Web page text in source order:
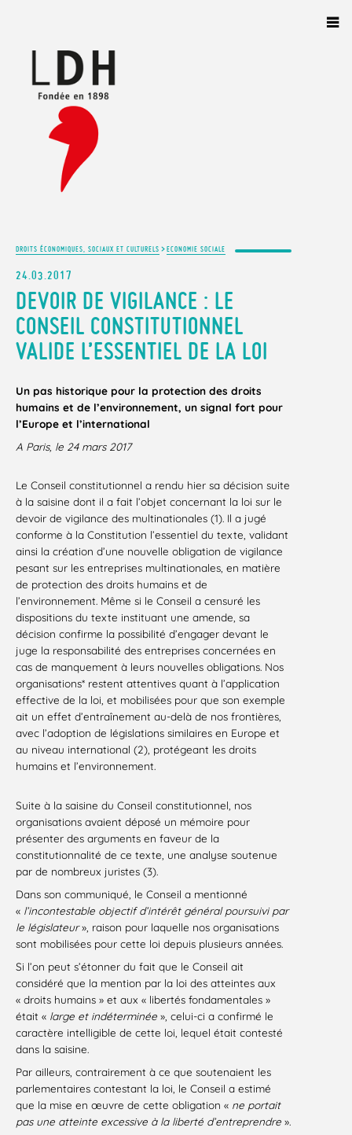
DROITS ÉCONOMIQUES, SOCIAUX ET CULTURELS >ECONOMIE SOCIALE
24.03.2017
DEVOIR DE VIGILANCE : LE
CONSEIL CONSTITUTIONNEL
VALIDE L’ESSENTIEL DE LA LOI
Un pas historique pour la protection des droits
humains et de l’environnement, un signal fort pour
l’Europe et l’international
A Paris, le 24 mars 2017
Le Conseil constitutionnel a rendu hier sa décision suite
à la saisine dont il a fait l’objet concernant la loi sur le
devoir de vigilance des multinationales (1). Il a jugé
conforme à la Constitution l’essentiel du texte, validant
ainsi la création d’une nouvelle obligation de vigilance
pesant sur les entreprises multinationales, en matière
de protection des droits humains et de
l’environnement. Même si le Conseil a censuré les
dispositions du texte instituant une amende, sa
décision confirme la possibilité d’engager devant le
juge la responsabilité des entreprises concernées en
cas de manquement à leurs nouvelles obligations. Nos
organisations* restent attentives quant à l’application
effective de la loi, et mobilisées pour que son exemple
ait un effet d’entraînement au-delà de nos frontières,
avec l’adoption de législations similaires en Europe et
au niveau international (2), protégeant les droits
humains et l’environnement.
Suite à la saisine du Conseil constitutionnel, nos
organisations avaient déposé un mémoire pour
présenter des arguments en faveur de la
constitutionnalité de ce texte, une analyse soutenue
par de nombreux juristes (3).
Dans son communiqué, le Conseil a mentionné
« l’incontestable objectif d’intérêt général poursuivi par
le législateur», raison pour laquelle nos organisations
sont mobilisées pour cette loi depuis plusieurs années.
Si l’on peut s’étonner du fait que le Conseil ait
considéré que la mention par la loi des atteintes aux
« droits humains » et aux « libertés fondamentales »
était « large et indéterminée », celui-ci a confirmé le
caractère intelligible de cette loi, lequel était contesté
dans la saisine.
Par ailleurs, contrairement à ce que soutenaient les
parlementaires contestant la loi, le Conseil a estimé
que la mise en œuvre de cette obligation « ne portait
pas une atteinte excessive à la liberté d’entreprendre ».